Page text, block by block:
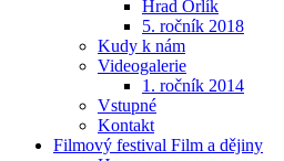
Hrad Orlík
5. ročník 2018
Kudy k nám
Videogalerie
1. ročník 2014
Vstupné
Kontakt
Filmový festival Film a dějiny